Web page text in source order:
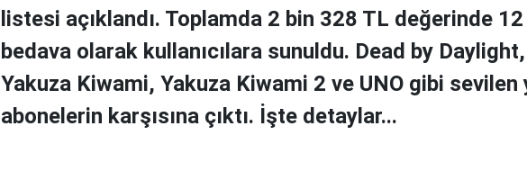
listesi açıklandı. Toplamda 2 bin 328 TL değerinde
bedava olarak kullanıcılara sunuldu. Dead by
Yakuza Kiwami, Yakuza Kiwami 2 ve UNO gibi sevilen
abonelerin karşısına çıktı. İşte detaylar...